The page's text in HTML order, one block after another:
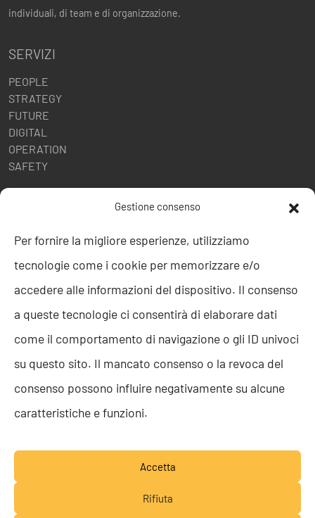
Gestione consenso
Per fornire la migliore esperienze, utilizziamo
tecnologie come i cookie per memorizzare e/o
accedere alle informazioni del dispositivo. Il consenso
a queste tecnologie ci consentirà di elaborare dati
come il comportamento di navigazione o gli ID univoci
su questo sito. Il mancato consenso o la revoca del
consenso possono influire negativamente su alcune
caratteristiche e funzioni.
Accetta
Rifiuta
individuali, di team e di organizzazione.
SERVIZI
PEOPLE
STRATEGY
FUTURE
DIGITAL
OPERATION
SAFETY
POLITICHE AZIENDALI
ISO 9001
ISO 27001
Codice etico
Segnalazione Whistleblowing
Politica per la Parità di Genere
Politica per la sicurezza delle informazioni
TEAM RESOLVE